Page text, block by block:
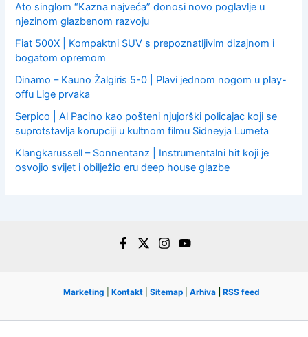
Ato singlom “Kazna najveća” donosi novo poglavlje u
njezinom glazbenom razvoju
Fiat 500X | Kompaktni SUV s prepoznatljivim dizajnom i
bogatom opremom
Dinamo – Kauno Žalgiris 5-0 | Plavi jednom nogom u play-
offu Lige prvaka
Serpico | Al Pacino kao pošteni njujorški policajac koji se
suprotstavlja korupciji u kultnom filmu Sidneyja Lumeta
Klangkarussell – Sonnentanz | Instrumentalni hit koji je
osvojio svijet i obilježio eru deep house glazbe
Marketing Kontakt Sitemap Arhiva RSS feed